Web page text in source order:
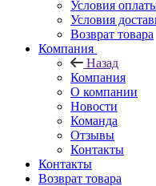
Условия
Условия
Возврат товара
Компания
Назад
Компания
О компании
Новости
Команда
Отзывы
Контакты
Контакты
Возврат товара